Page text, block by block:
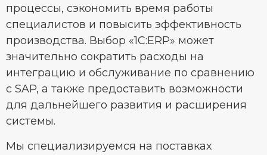
процессы, сэкономить время работы
специалистов и повысить эффективность
производства. Выбор «1C:ERP» может
значительно сократить расходы на
интеграцию и обслуживание по сравнению
с SAP, а также предоставить возможности
для дальнейшего развития и расширения
системы.
Мы специализируемся на поставках